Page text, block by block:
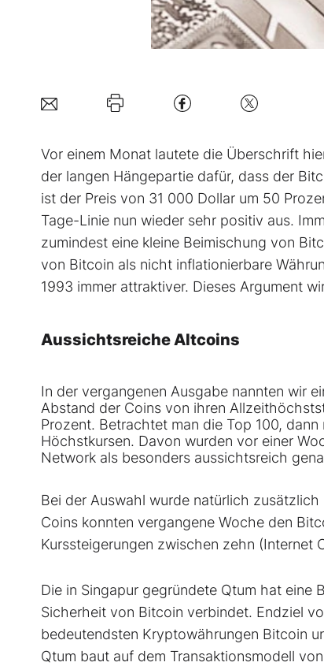
Vor einem Monat lautete die Überschrift
der langen Hängepartie dafür, dass der
ist der Preis von 31 000 Dollar um 50
Tage-Linie nun wieder sehr positiv aus.
zumindest eine kleine Beimischung von
von Bitcoin als nicht inflationierbare
1993 immer attraktiver. Dieses Argument
Aussichtsreiche Altcoins
In der vergangenen Ausgabe nannten wir
Abstand der Coins von ihren
Prozent. Betrachtet man die Top 100,
Höchstkursen. Davon wurden vor einer
Network als besonders aussichtsreich
Bei der Auswahl wurde natürlich
Coins konnten vergangene Woche den
Kurssteigerungen zwischen zehn (Internet
Die in Singapur gegründete Qtum hat eine
Sicherheit von Bitcoin verbindet. Endziel
bedeutendsten Kryptowährungen Bitcoin
Qtum baut auf dem Transaktionsmodell